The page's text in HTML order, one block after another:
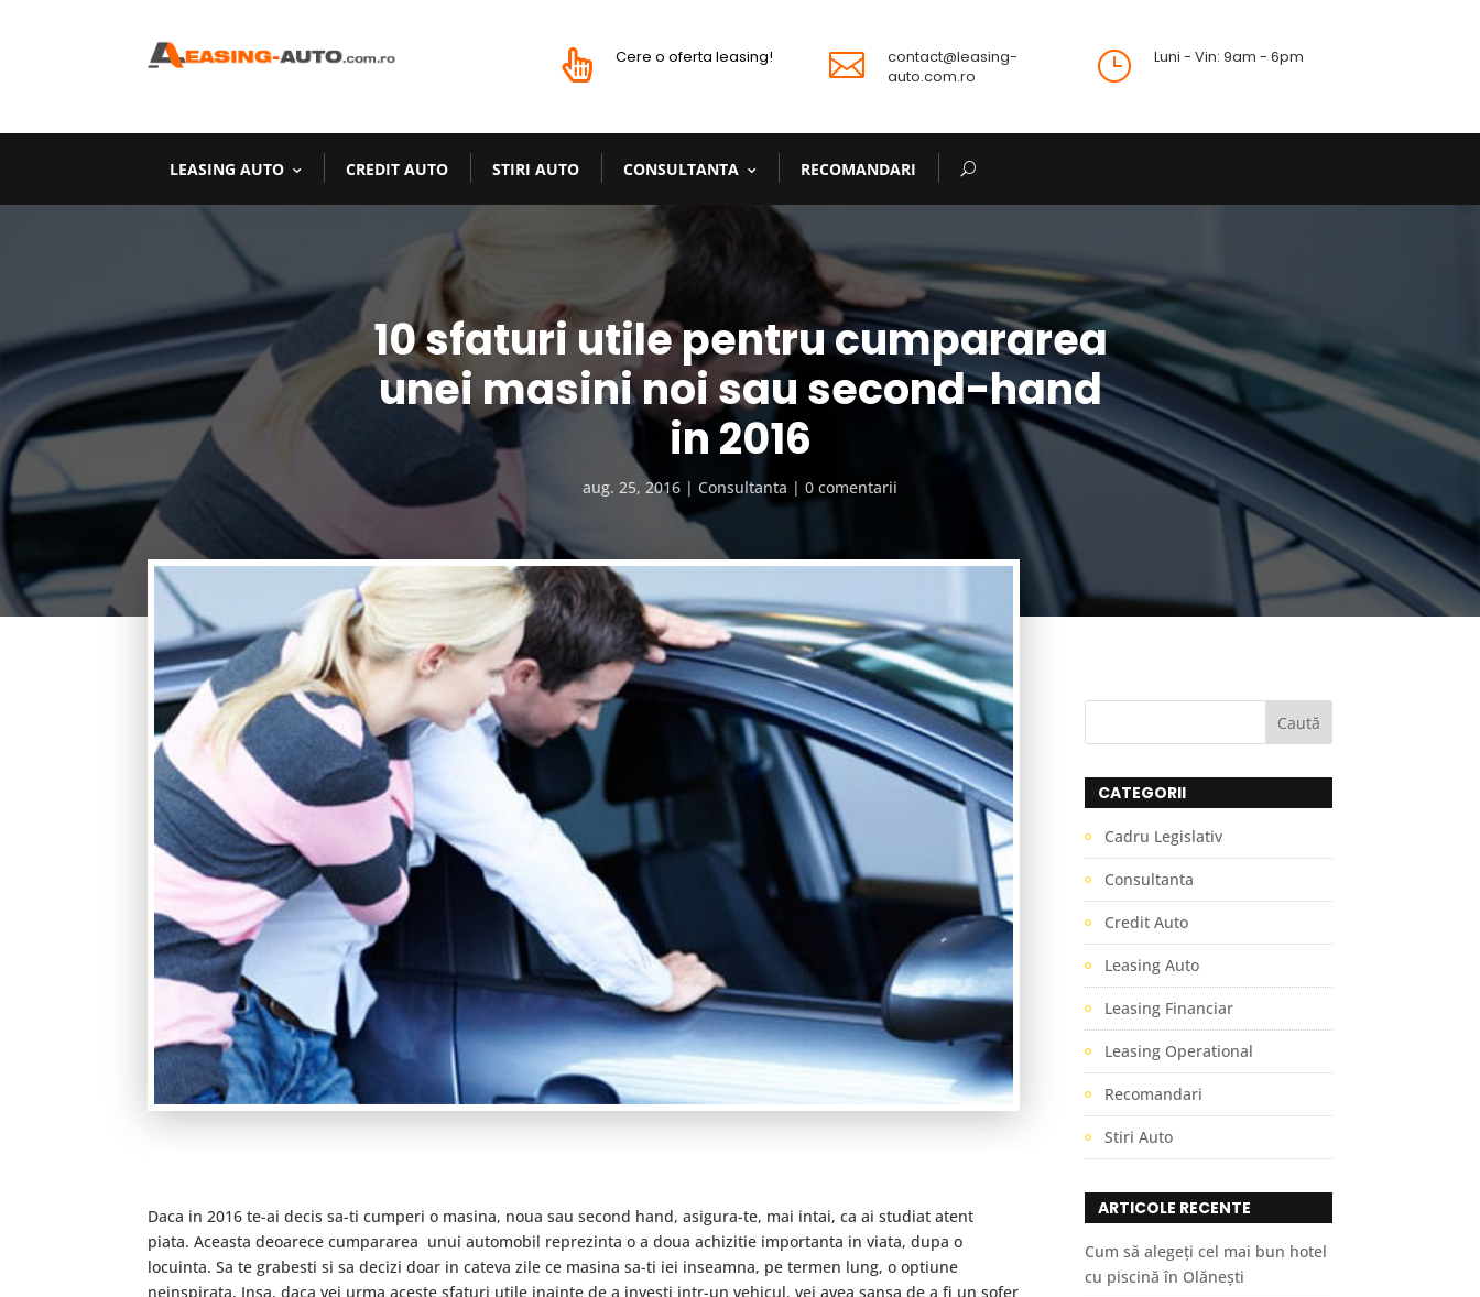
 Cere o oferta leasing! 
contact@leasing-
auto.com.ro
} Luni - Vin: 9am - 6pm
LEASING AUTO CREDIT AUTO STIRI AUTO CONSULTANTA RECOMANDARI
10 sfaturi utile pentru cumpararea
unei masini noi sau second-hand
in 2016
aug. 25, 2016 Consultanta 0 comentarii
Daca in 2016 te-ai decis sa-ti cumperi o masina, noua sau second hand, asigura-te, mai intai, ca ai studiat atent
piata. Aceasta deoarece cumpararea unui automobil reprezinta o a doua achizitie importanta in viata, dupa o
locuinta. Sa te grabesti si sa decizi doar in cateva zile ce masina sa-ti iei inseamna, pe termen lung, o optiune
neinspirata. Insa, daca vei urma aceste sfaturi utile inainte de a investi intr-un vehicul, vei avea sansa de a fi un sofer
CATEGORII
Cadru Legislativ
Consultanta
Credit Auto
Leasing Auto
Leasing Financiar
Leasing Operational
Recomandari
Stiri Auto
ARTICOLE RECENTE
Cum să alegeți cel mai bun hotel
cu piscină în Olănești